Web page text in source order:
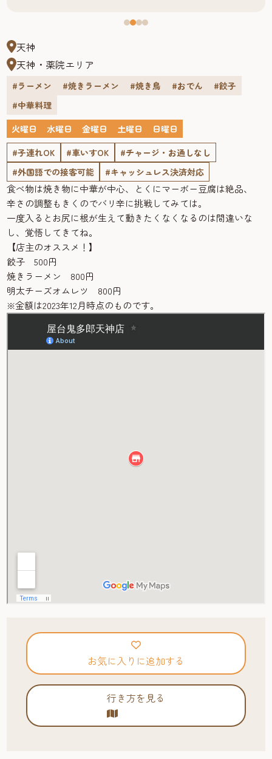
天神
天神・薬院エリア
#ラーメン #焼きラーメン #焼き鳥 #おでん
#餃子
#中華料理
火曜日
水曜日 金曜日 土曜日
日曜日
#子連れOK
#車いすOK
#チャージ・お通しなし
#外国語での接客可能
#キャッシュレス決済対応
食べ物は焼き物に中華が中心、とくにマーボー豆腐は絶品、
辛さの調整もきくのでバリ辛に挑戦してみては。
一度入るとお尻に根が生えて動きたくなくなるのは間違いな
し、覚悟してきてね。
【店主のオススメ！】
餃子 500円
焼きラーメン 800円
明太チーズオムレツ 800円
※金額は2023年12月時点のものです。
お気に入りに追加する
行き方を見る